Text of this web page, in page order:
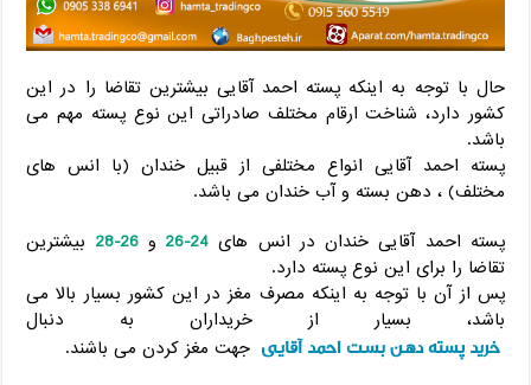
حال با توجه به اینکه پسته احمد آقایی بیشترین تقاضا را در این
کشور دارد، شناخت ارقام مختلف صادراتی این نوع پسته مهم می
باشد.
پسته احمد آقایی انواع مختلفی از قبیل خندان (با انس های
مختلف) ، دهن بسته و آب خندان می باشد.
پسته احمد آقایی خندان در انس های 24-26 و26-28
بیشترین
تقاضا را برای این نوع پسته دارد.
پس از آن با توجه به اینکه مصرف مغز در این کشور بسیار بالا می
باشد، بسیار از خریداران به دنبال
خرید پسته دهن بست احمد آقایی جهت مغز کردن می باشند.